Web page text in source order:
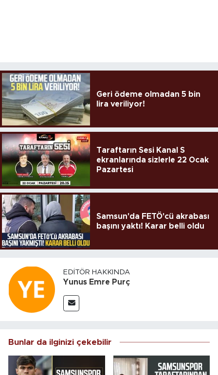
Geri ödeme olmadan 5 bin
lira veriliyor!
Taraftarın Sesi Kanal S
ekranlarında sizlerle 22 Ocak
Pazartesi
Samsun'da FETÖ'cü akrabası
başını yaktı! Karar belli oldu
EDITÖR HAKKINDA
Yunus Emre Purç
Bunlar da ilginizi çekebilir